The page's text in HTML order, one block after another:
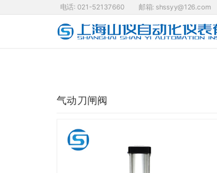
电话: 021-52137660 邮箱: shssyy@126.com
气动刀闸阀